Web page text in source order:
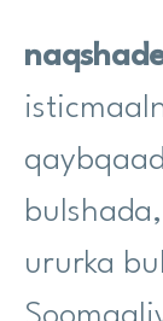
ururka